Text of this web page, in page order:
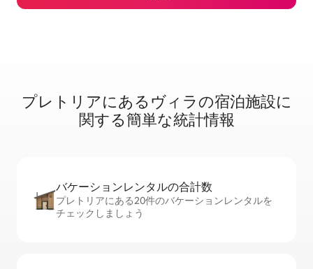
プレトリアに⁠あ⁠るヴ⁠ィ⁠ラ⁠の宿⁠泊⁠施⁠設⁠に
関⁠す⁠る簡⁠単⁠な統⁠計⁠情⁠報
バケーションレ⁠ン⁠タ⁠ル⁠の合⁠計⁠数
プレトリアにある20件のバケーションレンタルを
チェックしましょう